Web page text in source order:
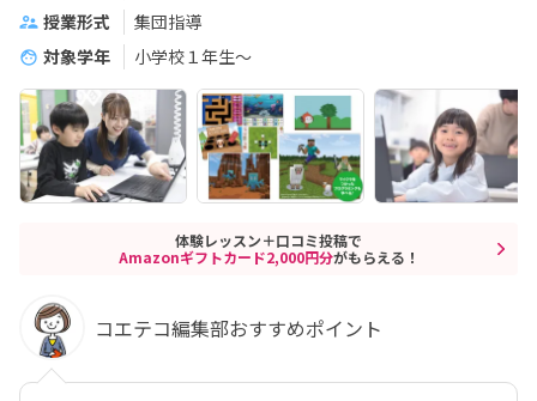
授業形式
集団指導
対象学年
小学校１年生〜
体験レッスン＋口コミ投稿で
Amazonギフトカード2,000円分がもらえる！
コエテコ編集部おすすめポイント